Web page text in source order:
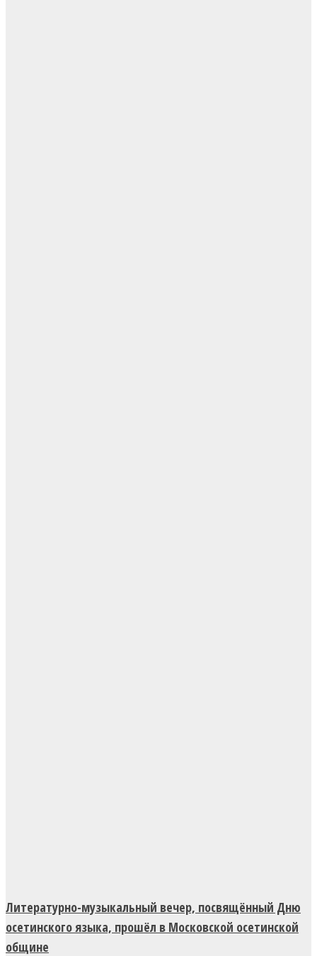
Литературно-музыкальный вечер, посвящённый Дню
осетинского языка, прошёл в Московской осетинской
общине